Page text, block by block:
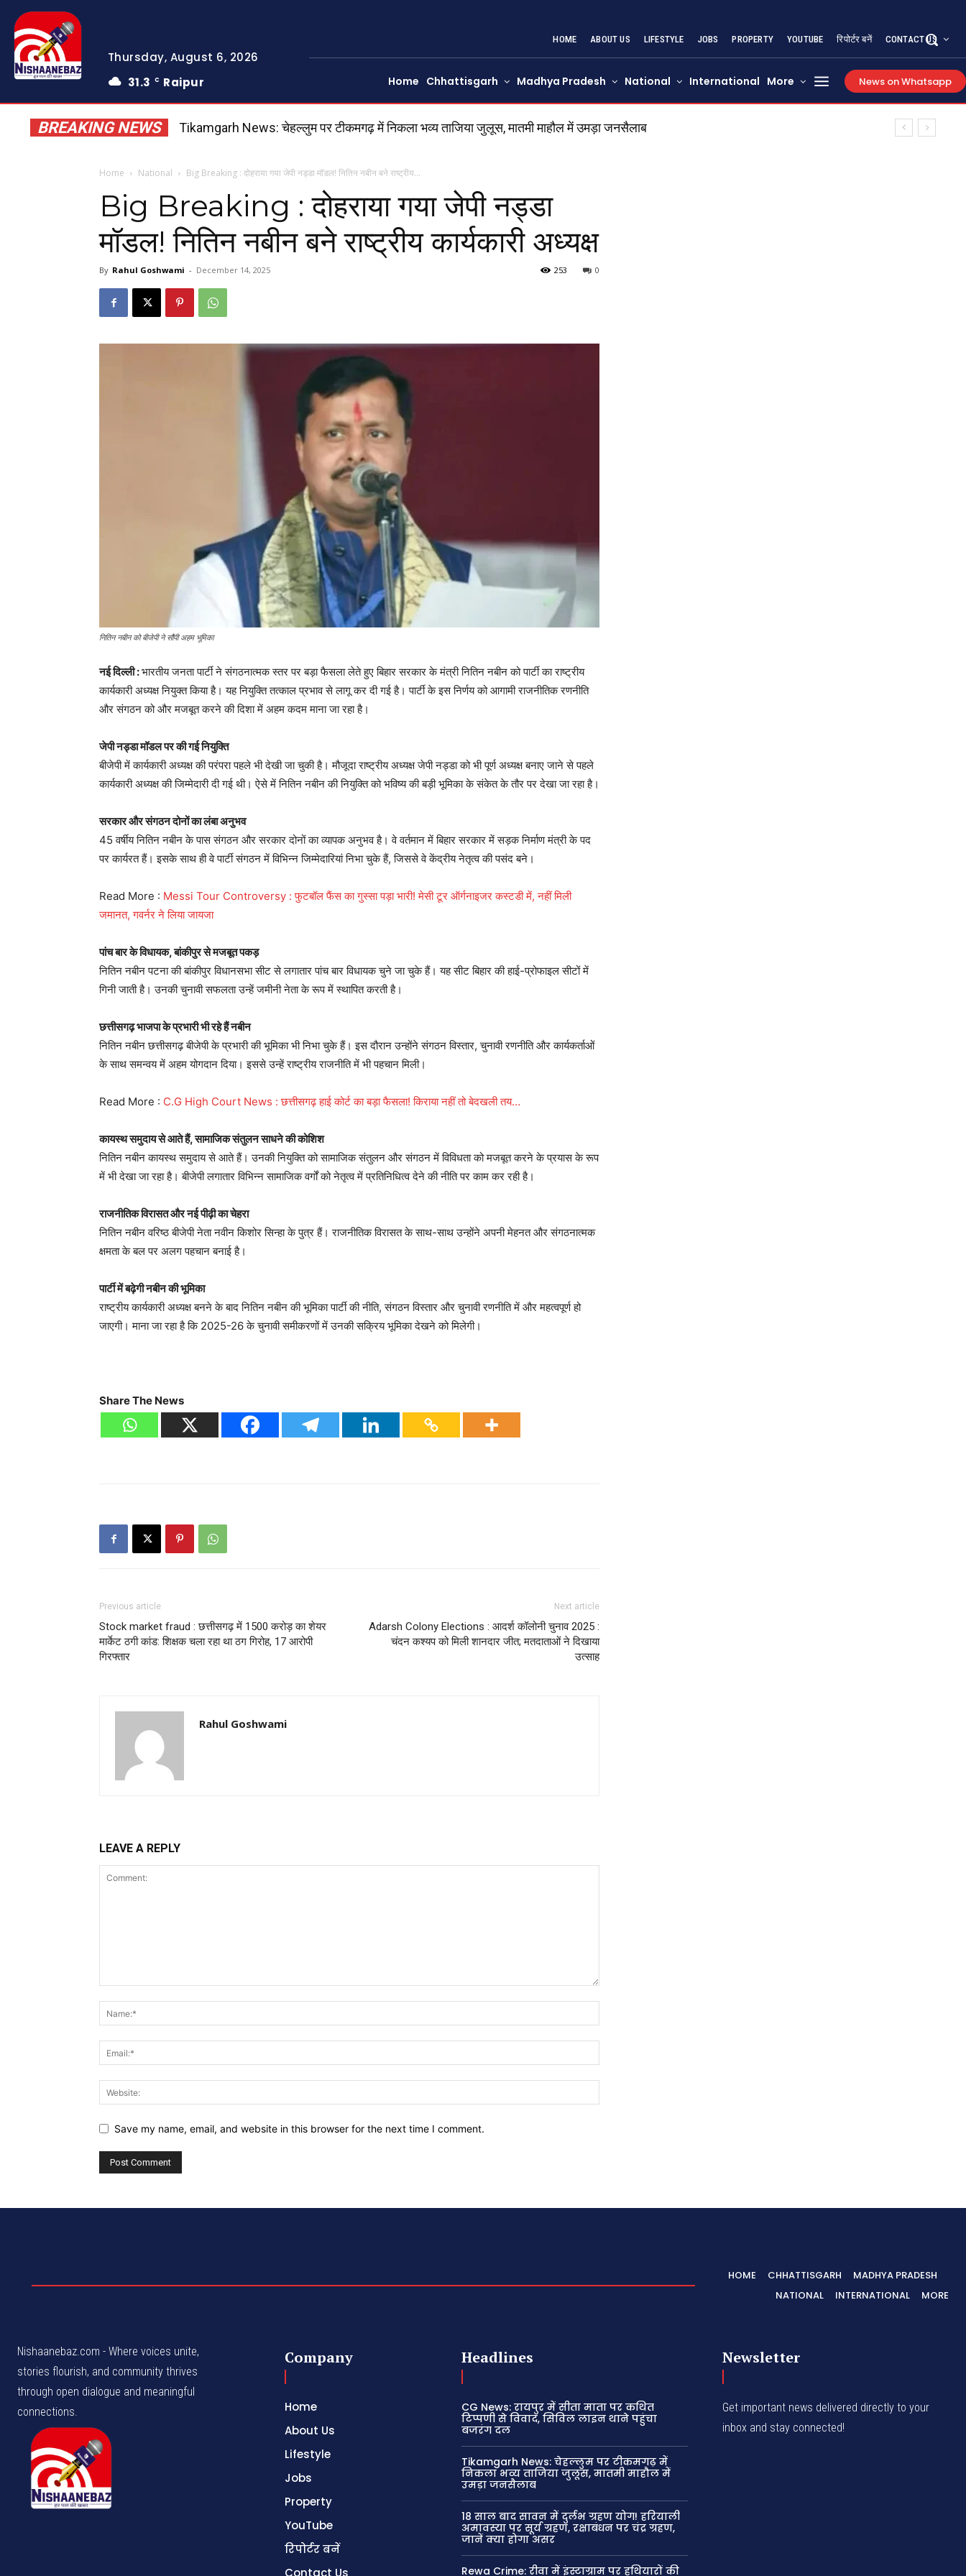
Thursday, August 6, 2026
31.3
C Raipur
HOME ABOUT US LIFESTYLE JOBS PROPERTY YOUTUBE रिपोर्टर बनें CONTACT US
Home Chhattisgarh Madhya Pradesh National International More News on Whatsapp
BREAKING NEWS Tikamgarh News: चेहल्लुम पर टीकमगढ़ में निकला भव्य ताजिया जुलूस, मातमी माहौल में उमड़ा जनसैलाब
18 साल बाद सावन में दुर्लभ ग्रहण योग! हरियाली अमावस्या पर सूर्य ग्रहण, रक्षाबंधन पर चंद्र ग्रहण, जानें क्या होगा असर
Home National Big Breaking : दोहराया गया जेपी नड्डा मॉडल! नितिन नबीन बने राष्ट्रीय...
Big Breaking : दोहराया गया जेपी नड्डा
मॉडल! नितिन नबीन बने राष्ट्रीय कार्यकारी अध्यक्ष
By Rahul Goshwami - December 14, 2025 0
253
नितिन नबीन को बीजेपी ने सौंपी अहम भूमिका
नई दिल्ली :भारतीय जनता पार्टी ने संगठनात्मक स्तर पर बड़ा फैसला लेते हुए बिहार सरकार के मंत्री नितिन नबीन को पार्टी का राष्ट्रीय
कार्यकारी अध्यक्ष नियुक्त किया है। यह नियुक्ति तत्काल प्रभाव से लागू कर दी गई है। पार्टी के इस निर्णय को आगामी राजनीतिक रणनीति
और संगठन को और मजबूत करने की दिशा में अहम कदम माना जा रहा है।
जेपी नड्डा मॉडल पर की गई नियुक्ति
बीजेपी में कार्यकारी अध्यक्ष की परंपरा पहले भी देखी जा चुकी है। मौजूदा राष्ट्रीय अध्यक्ष जेपी नड्डा को भी पूर्ण अध्यक्ष बनाए जाने से पहले
कार्यकारी अध्यक्ष की जिम्मेदारी दी गई थी। ऐसे में नितिन नबीन की नियुक्ति को भविष्य की बड़ी भूमिका के संकेत के तौर पर देखा जा रहा है।
सरकार और संगठन दोनों का लंबा अनुभव
45 वर्षीय नितिन नबीन के पास संगठन और सरकार दोनों का व्यापक अनुभव है। वे वर्तमान में बिहार सरकार में सड़क निर्माण मंत्री के पद
पर कार्यरत हैं। इसके साथ ही वे पार्टी संगठन में विभिन्न जिम्मेदारियां निभा चुके हैं, जिससे वे केंद्रीय नेतृत्व की पसंद बने।
Read More : Messi Tour Controversy : फुटबॉल फैंस का गुस्सा पड़ा भारी! मेसी टूर ऑर्गनाइजर कस्टडी में, नहीं मिली
जमानत, गवर्नर ने लिया जायजा
पांच बार के विधायक, बांकीपुर से मजबूत पकड़
नितिन नबीन पटना की बांकीपुर विधानसभा सीट से लगातार पांच बार विधायक चुने जा चुके हैं। यह सीट बिहार की हाई-प्रोफाइल सीटों में
गिनी जाती है। उनकी चुनावी सफलता उन्हें जमीनी नेता के रूप में स्थापित करती है।
छत्तीसगढ़ भाजपा के प्रभारी भी रहे हैं नबीन
नितिन नबीन छत्तीसगढ़ बीजेपी के प्रभारी की भूमिका भी निभा चुके हैं। इस दौरान उन्होंने संगठन विस्तार, चुनावी रणनीति और कार्यकर्ताओं
के साथ समन्वय में अहम योगदान दिया। इससे उन्हें राष्ट्रीय राजनीति में भी पहचान मिली।
Read More : C.G High Court News : छत्तीसगढ़ हाई कोर्ट का बड़ा फैसला! किराया नहीं तो बेदखली तय…
कायस्थ समुदाय से आते हैं, सामाजिक संतुलन साधने की कोशिश
नितिन नबीन कायस्थ समुदाय से आते हैं। उनकी नियुक्ति को सामाजिक संतुलन और संगठन में विविधता को मजबूत करने के प्रयास के रूप
में भी देखा जा रहा है। बीजेपी लगातार विभिन्न सामाजिक वर्गों को नेतृत्व में प्रतिनिधित्व देने की नीति पर काम कर रही है।
राजनीतिक विरासत और नई पीढ़ी का चेहरा
नितिन नबीन वरिष्ठ बीजेपी नेता नवीन किशोर सिन्हा के पुत्र हैं। राजनीतिक विरासत के साथ-साथ उन्होंने अपनी मेहनत और संगठनात्मक
क्षमता के बल पर अलग पहचान बनाई है।
पार्टी में बढ़ेगी नबीन की भूमिका
राष्ट्रीय कार्यकारी अध्यक्ष बनने के बाद नितिन नबीन की भूमिका पार्टी की नीति, संगठन विस्तार और चुनावी रणनीति में और महत्वपूर्ण हो
जाएगी। माना जा रहा है कि 2025-26 के चुनावी समीकरणों में उनकी सक्रिय भूमिका देखने को मिलेगी।
Share The News
Previous article
Stock market fraud : छत्तीसगढ़ में 1500 करोड़ का शेयर
मार्केट ठगी कांड: शिक्षक चला रहा था ठग गिरोह, 17 आरोपी
गिरफ्तार
Next article
Adarsh ​​Colony Elections : आदर्श कॉलोनी चुनाव 2025 :
चंदन कश्यप को मिली शानदार जीत; मतदाताओं ने दिखाया
उत्साह
Rahul Goshwami
LEAVE A REPLY
Save my name, email, and website in this browser for the next time I comment.
HOME CHHATTISGARH
MADHYA PRADESH
NATIONAL
INTERNATIONAL MORE
Nishaanebaz.com - Where voices unite,
stories flourish, and community thrives
through open dialogue and meaningful
connections.
Company
Home
About Us
Lifestyle
Jobs
Property
YouTube
रिपोर्टर बनें
Contact Us
Headlines
CG News: रायपुर में सीता माता पर कथित
टिप्पणी से विवाद, सिविल लाइन थाने पहुंचा
बजरंग दल
Tikamgarh News: चेहल्लुम पर टीकमगढ़ में
निकला भव्य ताजिया जुलूस, मातमी माहौल में
उमड़ा जनसैलाब
18 साल बाद सावन में दुर्लभ ग्रहण योग! हरियाली
अमावस्या पर सूर्य ग्रहण, रक्षाबंधन पर चंद्र ग्रहण,
जानें क्या होगा असर
Rewa Crime: रीवा में इंस्टाग्राम पर हथियारों की
Newsletter
Get important news delivered directly to your
inbox and stay connected!